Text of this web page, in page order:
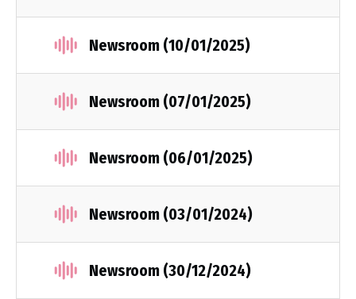
Newsroom (10/01/2025)
Newsroom (07/01/2025)
Newsroom (06/01/2025)
Newsroom (03/01/2024)
Newsroom (30/12/2024)